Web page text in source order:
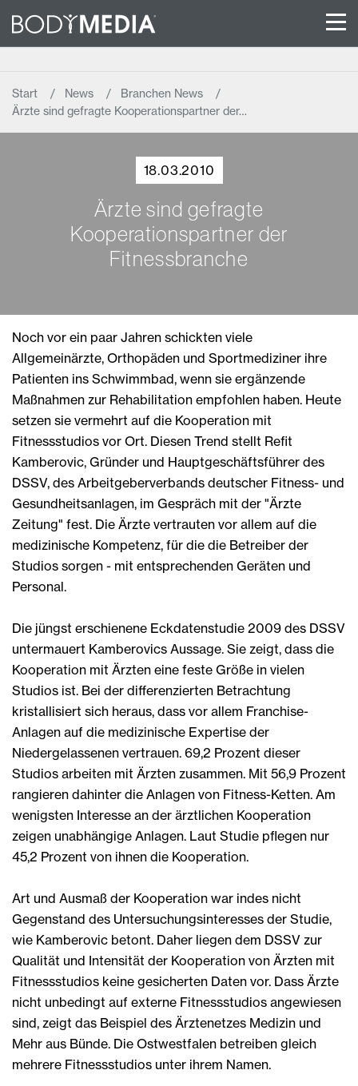
Start News
Branchen News
Ärzte sind gefragte Kooperationspartner der…
18.03.2010
Ärzte sind gefragte
Kooperationspartner der
Fitnessbranche
Noch vor ein paar Jahren schickten viele
Allgemeinärzte, Orthopäden und Sportmediziner ihre
Patienten ins Schwimmbad, wenn sie ergänzende
Maßnahmen zur Rehabilitation empfohlen haben. Heute
setzen sie vermehrt auf die Kooperation mit
Fitnessstudios vor Ort. Diesen Trend stellt Refit
Kamberovic, Gründer und Hauptgeschäftsführer des
DSSV, des Arbeitgeberverbands deutscher Fitness- und
Gesundheitsanlagen, im Gespräch mit der "Ärzte
Zeitung" fest. Die Ärzte vertrauten vor allem auf die
medizinische Kompetenz, für die die Betreiber der
Studios sorgen - mit entsprechenden Geräten und
Personal.
Die jüngst erschienene Eckdatenstudie 2009 des DSSV
untermauert Kamberovics Aussage. Sie zeigt, dass die
Kooperation mit Ärzten eine feste Größe in vielen
Studios ist. Bei der differenzierten Betrachtung
kristallisiert sich heraus, dass vor allem Franchise-
Anlagen auf die medizinische Expertise der
Niedergelassenen vertrauen. 69,2 Prozent dieser
Studios arbeiten mit Ärzten zusammen. Mit 56,9 Prozent
rangieren dahinter die Anlagen von Fitness-Ketten. Am
wenigsten Interesse an der ärztlichen Kooperation
zeigen unabhängige Anlagen. Laut Studie pflegen nur
45,2 Prozent von ihnen die Kooperation.
Art und Ausmaß der Kooperation war indes nicht
Gegenstand des Untersuchungsinteresses der Studie,
wie Kamberovic betont. Daher liegen dem DSSV zur
Qualität und Intensität der Kooperation von Ärzten mit
Fitnessstudios keine gesicherten Daten vor. Dass Ärzte
nicht unbedingt auf externe Fitnessstudios angewiesen
sind, zeigt das Beispiel des Ärztenetzes Medizin und
Mehr aus Bünde. Die Ostwestfalen betreiben gleich
mehrere Fitnessstudios unter ihrem Namen.